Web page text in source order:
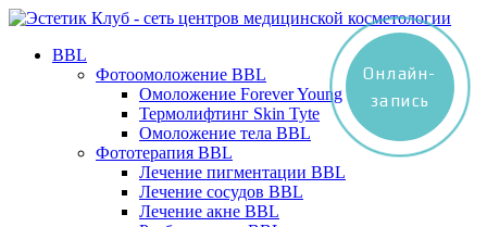
BBL
Фотоомоложение BBL
Омоложение Forever Young
Термолифтинг Skin Tyte
Омоложение тела BBL
Фототерапия BBL
Лечение пигментации BBL
Лечение сосудов BBL
Лечение акне BBL
Онлайн-
запись